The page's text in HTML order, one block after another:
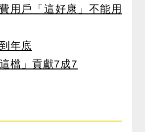
用戶「這好康」不能用
年底
檔」貢獻7成7